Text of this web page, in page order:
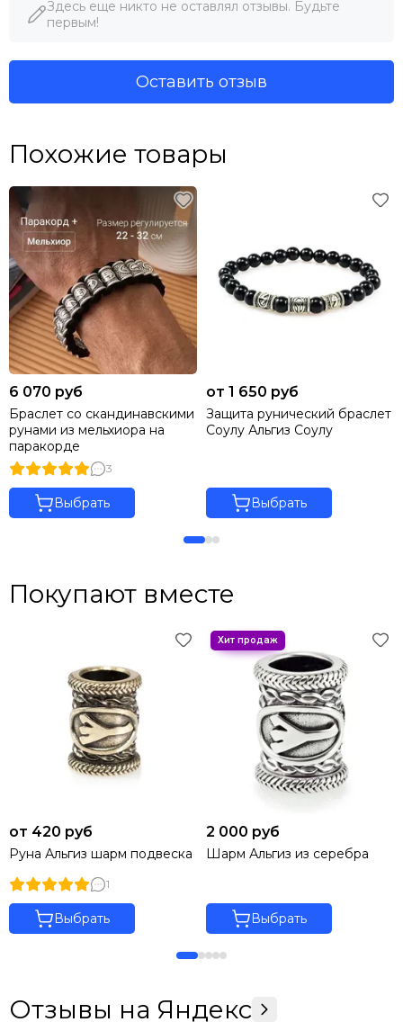
Здесь еще никто не оставлял отзывы. Будьте
первым!
Оставить отзыв
Похожие товары
6 070 руб
Браслет со скандинавскими
рунами из мельхиора на
паракорде
3
Выбрать
от 1 650 руб
Защита рунический браслет
Соулу Альгиз Соулу
Выбрать
Покупают вместе
от 420 руб
Руна Альгиз шарм подвеска
1
Выбрать
2 000 руб
Шарм Альгиз из серебра
Выбрать
Отзывы на Яндекс